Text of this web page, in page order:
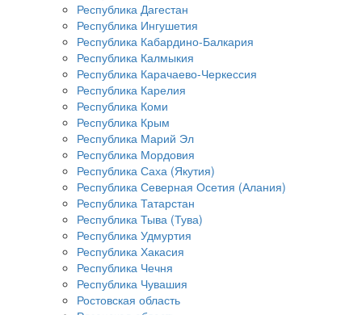
Республика Дагестан
Республика Ингушетия
Республика Кабардино-Балкария
Республика Калмыкия
Республика Карачаево-Черкессия
Республика Карелия
Республика Коми
Республика Крым
Республика Марий Эл
Республика Мордовия
Республика Саха (Якутия)
Республика Северная Осетия (Алания)
Республика Татарстан
Республика Тыва (Тува)
Республика Удмуртия
Республика Хакасия
Республика Чечня
Республика Чувашия
Ростовская область